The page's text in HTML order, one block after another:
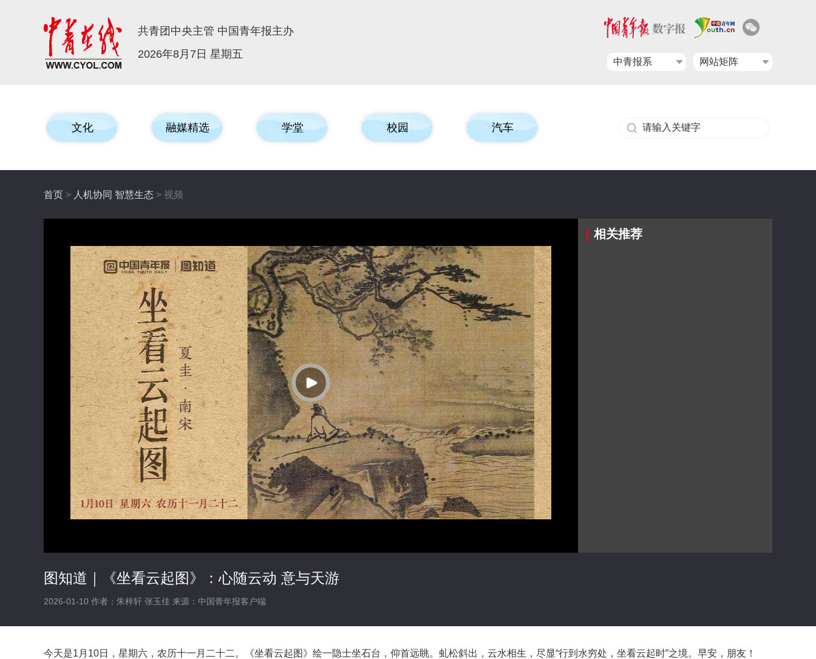
共青团中央主管 中国青年报主办
2026年8月7日 星期五
网站矩阵
中青报系
文化 融媒精选 学堂 校园 汽车
首页 > 人机协同 智慧生态 > 视频
相关推荐
图知道｜《坐看云起图》：心随云动 意与天游
2026-01-10 作者：朱梓轩 张玉佳 来源：中国青年报客户端
今天是1月10日，星期六，农历十一月二十二。《坐看云起图》绘一隐士坐石台，仰首远眺。虬松斜出，云水相生，尽显“行到水穷处，坐看云起时”之境。早安，朋友！